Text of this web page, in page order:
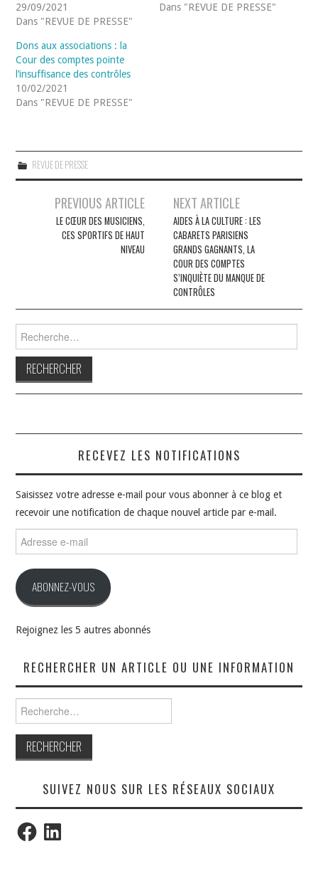
29/09/2021
Dans "REVUE DE PRESSE"
Dans "REVUE DE PRESSE"
Dons aux associations : la
Cour des comptes pointe
l’insuffisance des contrôles
10/02/2021
Dans "REVUE DE PRESSE"
REVUE DE PRESSE
NavigationPREVIOUS ARTICLE
LE CŒUR DES MUSICIENS,
CES SPORTIFS DE HAUT
NIVEAU
NEXT ARTICLE
AIDES À LA CULTURE : LES
CABARETS PARISIENS
GRANDS GAGNANTS, LA
COUR DES COMPTES
S’INQUIÈTE DU MANQUE DE
CONTRÔLES
RECEVEZ LES NOTIFICATIONS
Saisissez votre adresse e-mail pour vous abonner à ce blog et
recevoir une notification de chaque nouvel article par e-mail.
e-
ABONNEZ-VOUS
Rejoignez les 5 autres abonnés
RECHERCHER UN ARTICLE OU UNE INFORMATION
SUIVEZ NOUS SUR LES RÉSEAUX SOCIAUX
FacebookLinkedIn